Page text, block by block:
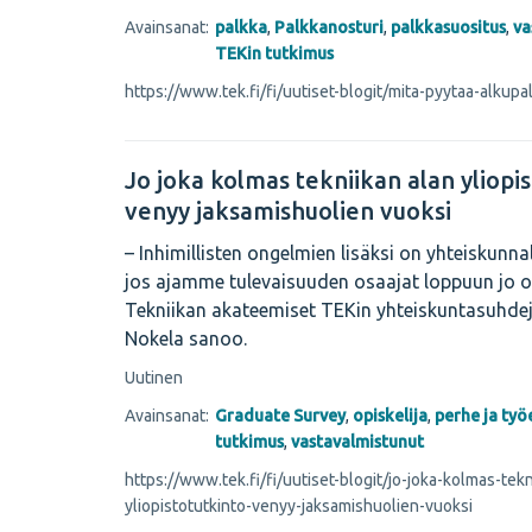
Avainsanat: palkka, Palkkanosturi, palkkasuositus,
TEKin tutkimus
https://www.tek.fi/fi/uutiset-blogit/mita-pyytaa-
Jo joka kolmas tekniikan alan
venyy jaksamishuolien vuoksi
– Inhimillisten ongelmien lisäksi on
jos ajamme tulevaisuuden osaajat loppuun jo
Tekniikan akateemiset TEKin
Nokela sanoo.
Uutinen
Avainsanat: Graduate Survey, opiskelija, perhe ja
tutkimus, vastavalmistunut
https://www.tek.fi/fi/uutiset-blogit/jo-joka-kolmas-
yliopistotutkinto-venyy-jaksamishuolien-vuoksi